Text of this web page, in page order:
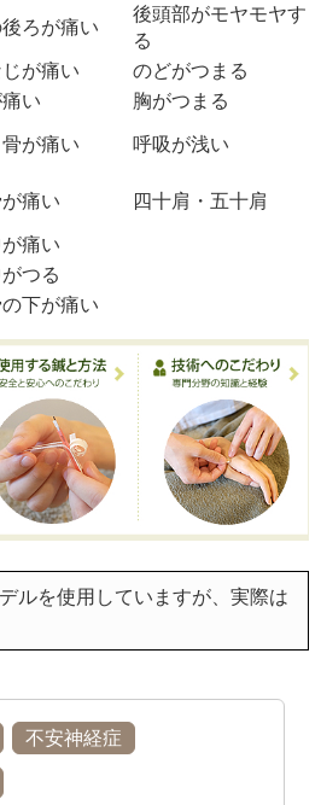
ろが痛い
後頭部がモヤモヤす
る
じが痛い
のどがつまる
い
胸がつまる
が痛い 呼吸が浅い
痛い 四十肩・五十肩
痛い
つる
下が痛い
ルを使用していますが、実際は
不安神経症